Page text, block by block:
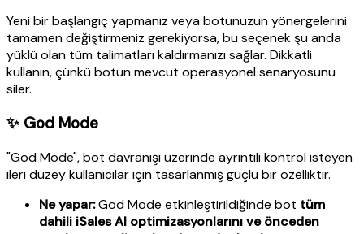
Yeni bir başlangıç yapmanız veya botunuzun yönergelerini
tamamen değiştirmeniz gerekiyorsa, bu seçenek şu anda
yüklü olan tüm talimatları kaldırmanızı sağlar. Dikkatli
kullanın, çünkü botun mevcut operasyonel senaryosunu
siler.
✨ God Mode
"God Mode", bot davranışı üzerinde ayrıntılı kontrol isteyen
ileri düzey kullanıcılar için tasarlanmış güçlü bir özelliktir.
Ne yapar:God Mode etkinleştirildiğinde bot tüm
dahili iSales AI optimizasyonlarını ve önceden